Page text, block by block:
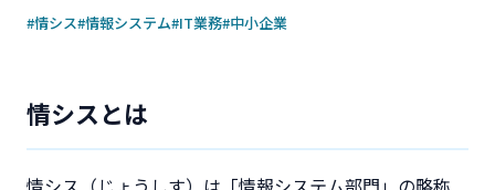
#情シス#情報システム#IT業務#中小企業
情シスとは